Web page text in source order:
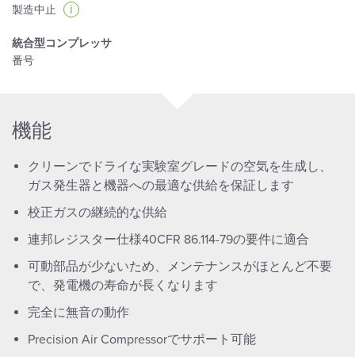
製造中止
i
統合型コンプレッサ
番号
機能
クリーンでドライな実験室グレードの空気を生成し、
ガス発生器と機器への最適な供給を保証します
校正ガスの継続的な供給
連邦レジスター仕様40CFR 86.114-79の要件に適合
可動部品が少ないため、メンテナンスがほとんど不要
で、発電機の寿命が長くなります
完全に無音の動作
Precision Air Compressorでサポート可能